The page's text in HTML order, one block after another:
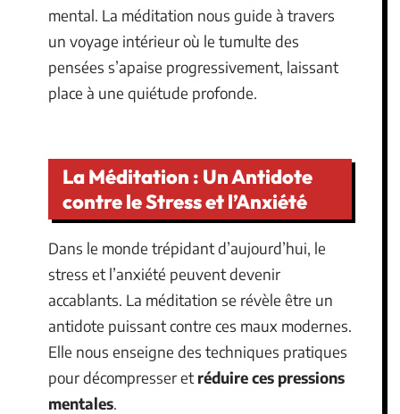
mental. La méditation nous guide à travers
un voyage intérieur où le tumulte des
pensées s’apaise progressivement, laissant
place à une quiétude profonde.
La Méditation : Un Antidote
contre le Stress et l’Anxiété
Dans le monde trépidant d’aujourd’hui, le
stress et l’anxiété peuvent devenir
accablants. La méditation se révèle être un
antidote puissant contre ces maux modernes.
Elle nous enseigne des techniques pratiques
pour décompresser et réduire ces pressions
mentales.